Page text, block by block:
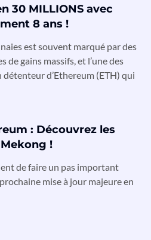
30 MILLIONS avec
8 ans !
est souvent marqué par des
gains massifs, et l’une des
d’Ethereum (ETH) qui
: Découvrez les
!
de faire un pas important
mise à jour majeure en